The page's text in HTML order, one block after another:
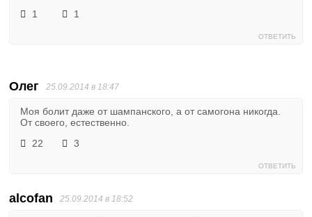
1
1
ОТВЕТИТЬ
Олег 25.09.2014 в 18:47
Моя болит даже от шампанского, а от самогона никогда.
От своего, естественно.
22
3
ОТВЕТИТЬ
alcofan 25.09.2014 в 18:52